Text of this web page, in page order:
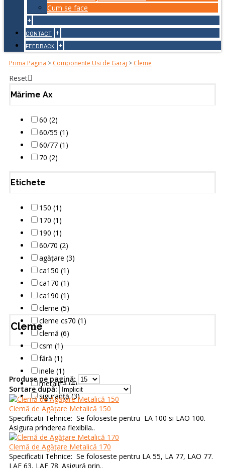
Cum se face
+
CONTACT +
FEEDBACK +
Prima Pagina > Componente Usi de Garaj > Cleme
Reset
Mărime Ax
60 (2)
60/55 (1)
60/77 (1)
70 (2)
Etichete
150 (1)
170 (1)
190 (1)
60/70 (2)
agățare (3)
ca150 (1)
ca170 (1)
ca190 (1)
cleme (5)
cleme cs70 (1)
clemă (6)
csm (1)
fără (1)
inele (1)
metalică (4)
siguranță (3)
Cleme
Produse pe pagină:
Sortare după:
Clemă de Agățare Metalică 150
Specificatii Tehnice: Se foloseste pentru LA 100 si LAO 100.
Asigura prinderea flexibila..
Clemă de Agățare Metalică 170
Specificatii Tehnice: Se foloseste pentru LA 55, LA 77, LAO 77.
LAE 63, LAE 78. Asigură prin..